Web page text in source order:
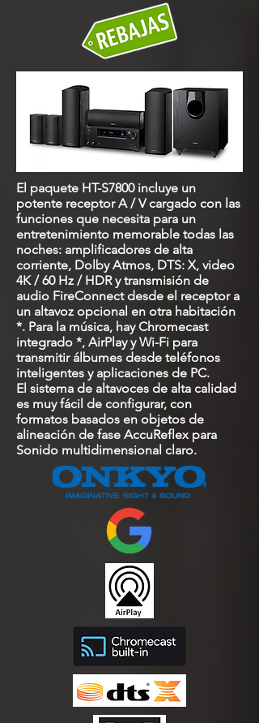
El paquete HT-S7800 incluye un
potente receptor A / V cargado con las
funciones que necesita para un
entretenimiento memorable todas las
noches: amplificadores de alta
corriente, Dolby Atmos, DTS: X, video
4K / 60 Hz / HDR y transmisión de
audio FireConnect desde el receptor a
un altavoz opcional en otra habitación
*. Para la música, hay Chromecast
integrado *, AirPlay y Wi-Fi para
transmitir álbumes desde teléfonos
inteligentes y aplicaciones de PC.
El sistema de altavoces de alta calidad
es muy fácil de configurar, con
formatos basados en objetos de
alineación de fase AccuReflex para
Sonido multidimensional claro.